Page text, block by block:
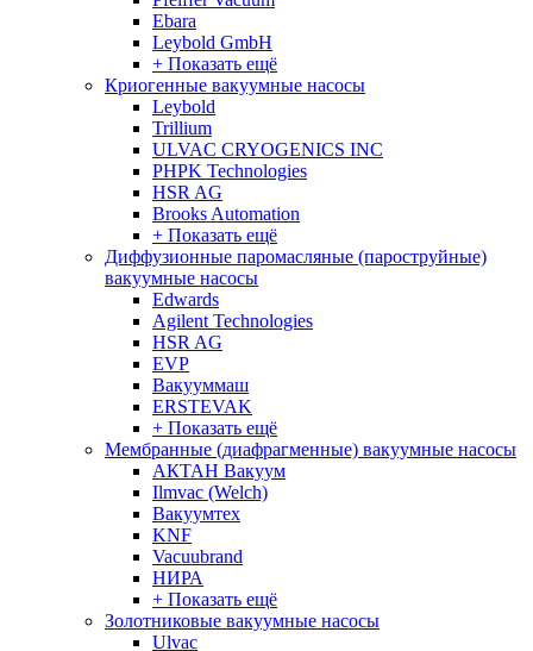
Ebara
Leybold GmbH
+ Показать ещё
Криогенные вакуумные насосы
Leybold
Trillium
ULVAC CRYOGENICS INC
PHPK Technologies
HSR AG
Brooks Automation
+ Показать ещё
Диффузионные паромасляные (пароструйные)
вакуумные насосы
Edwards
Agilent Technologies
HSR AG
EVP
Вакууммаш
ERSTEVAK
+ Показать ещё
Мембранные (диафрагменные) вакуумные насосы
АКТАН Вакуум
Ilmvac (Welch)
Вакуумтех
KNF
Vacuubrand
НИРА
+ Показать ещё
Золотниковые вакуумные насосы
Ulvac